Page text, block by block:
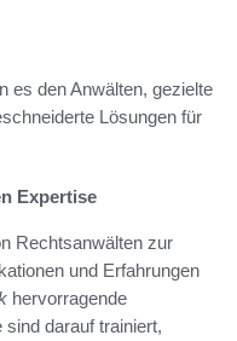
es den Anwälten, gezielte
Lösungen für
Expertise
Rechtsanwälten zur
und Erfahrungen
hervorragende
darauf trainiert,